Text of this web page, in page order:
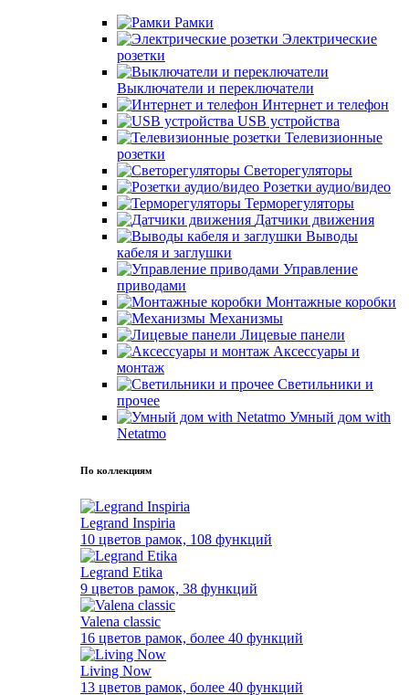
Рамки
Электрические
розетки
Выключатели и переключатели
Интернет и телефон
USB устройства
Телевизионные
розетки
Светорегуляторы
Розетки аудио/видео
Терморегуляторы
Датчики движения
Выводы
кабеля и заглушки
Управление
приводами
Монтажные коробки
Механизмы
Лицевые панели
Аксессуары и
монтаж
Светильники и
прочее
Умный дом with
Netatmo
По коллекциям
Legrand Inspiria
10 цветов рамок, 108 функций
Legrand Etika
9 цветов рамок, 38 функций
Valena classic
16 цветов рамок, более 40 функций
Living Now
13 цветов рамок, более 40 функций